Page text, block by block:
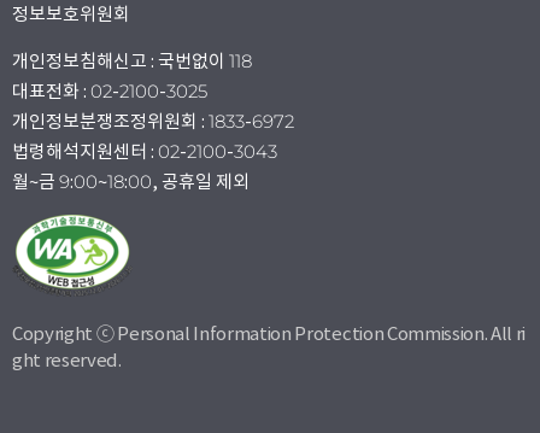
정보보호위원회
개인정보침해신고 : 국번없이 118
대표전화 : 02-2100-3025
개인정보분쟁조정위원회 : 1833-6972
법령해석지원센터 : 02-2100-3043
월~금 9:00~18:00, 공휴일 제외
Copyright ⓒ Personal Information Protection Commission. All ri
ght reserved.